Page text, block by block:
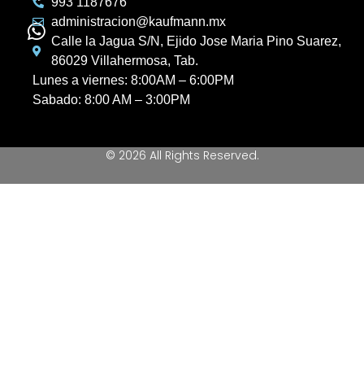
administracion@kaufmann.mx
Calle la Jagua S/N, Ejido Jose Maria Pino Suarez,
86029 Villahermosa, Tab.
Lunes a viernes: 8:00AM – 6:00PM
Sabado: 8:00 AM – 3:00PM
© 2026 All Rights Reserved.